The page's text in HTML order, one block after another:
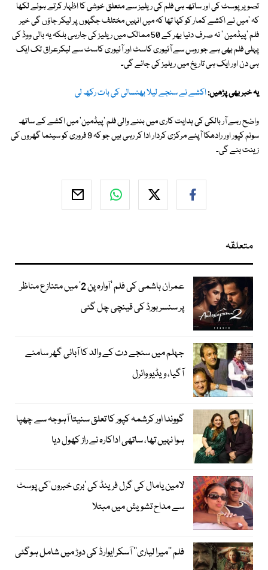
تصویر پوسٹ کی اور ساتھ ہی فلم کی ریلیز سے متعلق خوشی کا اظہار کرتے ہوئے لکھا
کہ 'میں نے اکشے کمار کو کہا تھا کہ میں انہیں مختلف جگہوں پر لیکر جاؤں گی خیر
فلم 'پیڈمین ' نہ صرف دنیا بھر کے 50 ممالک میں ریلیز کی جارہی بلکہ یہ بالی ووڈ کی
پہلی فلم بھی ہے جو روس سے آئیوری کاسٹ اور آئیوری کاسٹ سے لیکرعراق تک ایک
ہی دن اور ایک ہی تاریخ میں ریلیز کی جائے گی۔
یہ خبر بھی پڑھیں:اکشے نے سنجے لیلا بھنسالی کی بات رکھ لی
واضح رہے آر بالکی کی ہدایت کاری میں بننے والی فلم 'پیڈمین' میں اکشے کے ساتھ
سونم کپور اور رادھکا آپٹے مرکزی کردار ادا کر رہی ہیں جو کہ 9 فروری کو سینما گھروں کی
زینت بنے گی۔
متعلقہ
عمران ہاشمی کی فلم ’آوارہ پن 2‘ میں متنازع مناظر
پر سنسر بورڈ کی قینچی چل گئی
جہلم میں سنجے دت کے والد کا آبائی گھر سامنے
آگیا، ویڈیو وائرل
گووندا اور کرشمہ کپور کا تعلق سنیتا آہوجہ سے چھپا
ہوا نہیں تھا، ساتھی اداکارہ نے راز کھول دیا
لامین یامال کی گرل فرینڈ کی ’بری خبروں‘کی پوسٹ
سے مداح تشویش میں مبتلا
فلم ’’میرا لیاری‘‘ آسکر ایوارڈ کی دوڑ میں شامل ہوگئی